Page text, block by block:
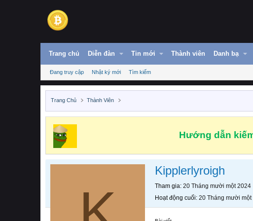
Trang chủ Diễn đàn Tin mới Thành viên Danh bạ
Đang truy cập Nhật ký mới Tìm kiếm
Trang Chủ Thành Viên
Hướng dẫn
Kipplerlyroigh
Tham gia 20 Tháng mười một 2024
Hoạt động cuối 20 Tháng mười một